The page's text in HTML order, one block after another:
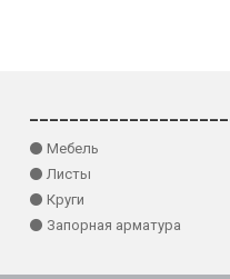
⚫ Мебель
⚫ Листы
⚫ Круги
⚫ Запорная арматура